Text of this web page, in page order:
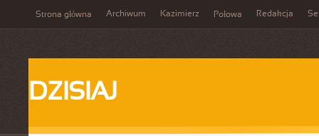
Strona główna Archiwum Kazimierz Połowa Redakcja
DZISIAJ